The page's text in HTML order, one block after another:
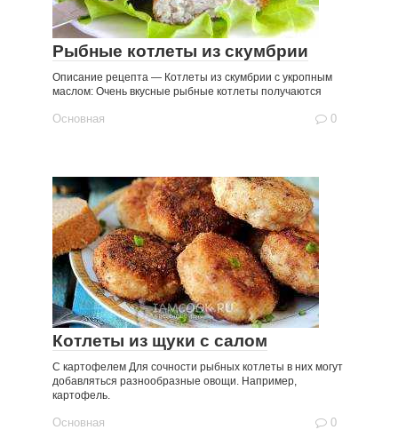
Рыбные котлеты из скумбрии
Описание рецепта — Котлеты из скумбрии с укропным
маслом: Очень вкусные рыбные котлеты получаются
Основная 0
Котлеты из щуки с салом
С картофелем Для сочности рыбных котлеты в них могут
добавляться разнообразные овощи. Например,
картофель.
Основная 0